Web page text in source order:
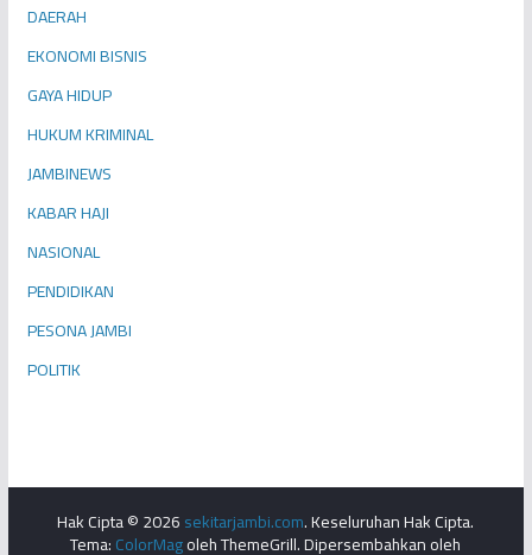
DAERAH
EKONOMI BISNIS
GAYA HIDUP
HUKUM KRIMINAL
JAMBINEWS
KABAR HAJI
NASIONAL
PENDIDIKAN
PESONA JAMBI
POLITIK
Hak Cipta © 2026sekitarjambi.com. Keseluruhan Hak Cipta.
Tema:ColorMagoleh ThemeGrill. Dipersembahkan oleh